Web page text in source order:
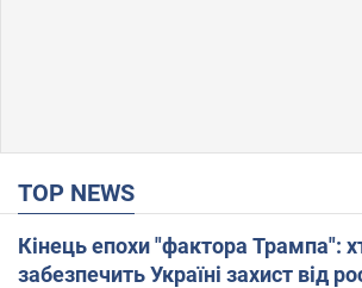
TOP NEWS
Кінець епохи "фактора Трампа":
забезпечить Україні захист від